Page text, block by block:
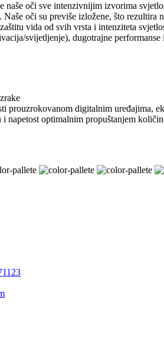
naše oči sve intenzivnijim izvorima
oči su previše izložene, što
vida od svih vrsta i intenziteta
svijetljenje), dugotrajne
prouzrokovanom digitalnim uređajima,
napetost optimalnim propuštanjem